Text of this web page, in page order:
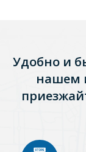
Удобно и
нашем